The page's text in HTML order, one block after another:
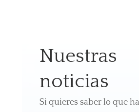
Nuestras
noticias
Si quieres saber lo que